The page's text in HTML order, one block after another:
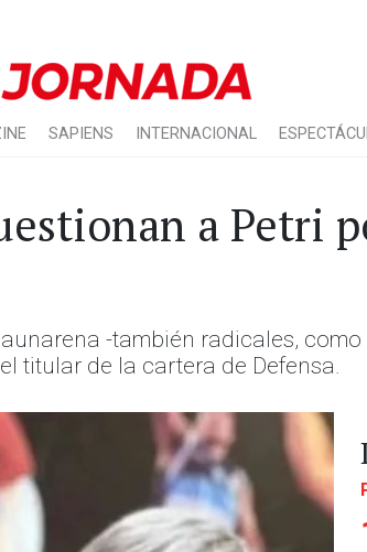
SAPIENS INTERNACIONAL
a Petri
-también radicales,
titular de la cartera de Defensa.